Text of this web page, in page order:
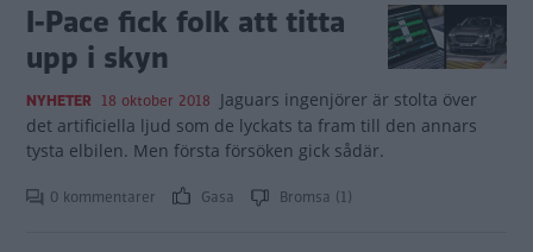
I-Pace fick folk att titta
upp i skyn
NYHETER 18 oktober 2018 Jaguars ingenjörer är stolta över
det artificiella ljud som de lyckats ta fram till den annars
tysta elbilen. Men första försöken gick sådär.
0 kommentarer Gasa Bromsa (1)